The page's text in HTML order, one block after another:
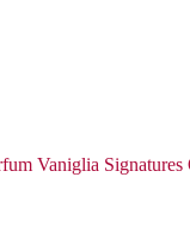
Vaniglia